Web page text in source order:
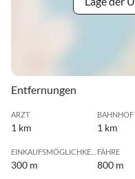
Entfernungen
ARZT
1 km
BAHNHOF
1 km
300 m
FÄHRE
800 m